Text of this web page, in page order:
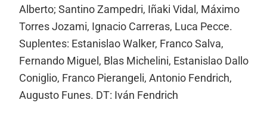
Alberto; Santino Zampedri, Iñaki Vidal, Máximo
Torres Jozami, Ignacio Carreras, Luca Pecce.
Suplentes: Estanislao Walker, Franco Salva,
Fernando Miguel, Blas Michelini, Estanislao Dallo
Coniglio, Franco Pierangeli, Antonio Fendrich,
Augusto Funes. DT: Iván Fendrich